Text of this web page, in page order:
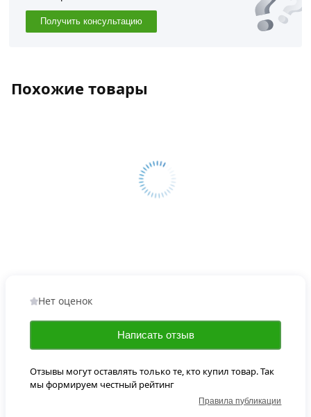
Получить консультацию
Похожие товары
Нет оценок
Написать отзыв
Отзывы могут оставлять только те, кто купил товар. Так
мы формируем честный рейтинг
Правила публикации